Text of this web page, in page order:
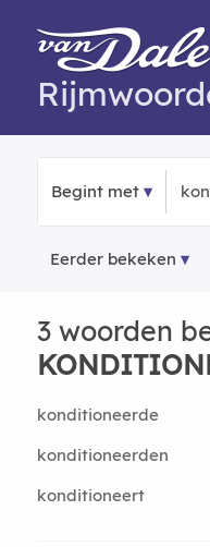
Begint met
Eerder bekeken
3 woorden
konditioneerde
konditioneerden
konditioneert